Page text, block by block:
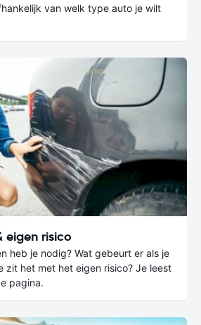
van welk type auto je wilt
eigen risico
heb je nodig? Wat gebeurt er als je
zit het met het eigen risico? Je leest
pagina.